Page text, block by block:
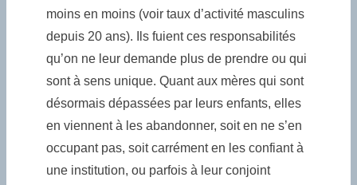
moins en moins (voir taux d’activité masculins
depuis 20 ans). Ils fuient ces responsabilités
qu’on ne leur demande plus de prendre ou qui
sont à sens unique. Quant aux mères qui sont
désormais dépassées par leurs enfants, elles
en viennent à les abandonner, soit en ne s’en
occupant pas, soit carrément en les confiant à
une institution, ou parfois à leur conjoint